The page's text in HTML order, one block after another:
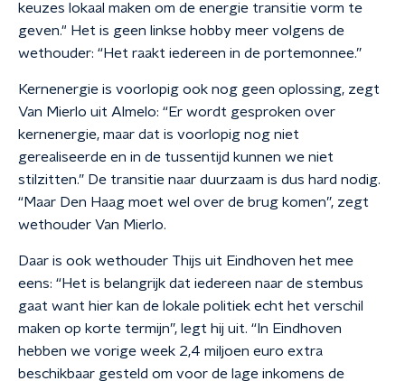
keuzes lokaal maken om de energie transitie vorm te
geven." Het is geen linkse hobby meer volgens de
wethouder: “Het raakt iedereen in de portemonnee.”
Kernenergie is voorlopig ook nog geen oplossing, zegt
Van Mierlo uit Almelo: “Er wordt gesproken over
kernenergie, maar dat is voorlopig nog niet
gerealiseerde en in de tussentijd kunnen we niet
stilzitten.” De transitie naar duurzaam is dus hard nodig.
“Maar Den Haag moet wel over de brug komen”, zegt
wethouder Van Mierlo.
Daar is ook wethouder Thijs uit Eindhoven het mee
eens: “Het is belangrijk dat iedereen naar de stembus
gaat want hier kan de lokale politiek echt het verschil
maken op korte termijn”, legt hij uit. “In Eindhoven
hebben we vorige week 2,4 miljoen euro extra
beschikbaar gesteld om voor de lage inkomens de